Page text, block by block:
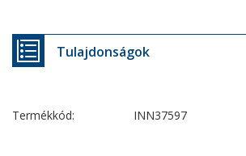
Tulajdonságok
Termékkód: INN37597